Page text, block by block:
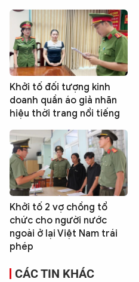
Khởi tố đối tượng kinh
doanh quần áo giả nhãn
hiệu thời trang nổi tiếng
Khởi tố 2 vợ chồng tổ
chức cho người nước
ngoài ở lại Việt Nam trái
phép
CÁC TIN KHÁC